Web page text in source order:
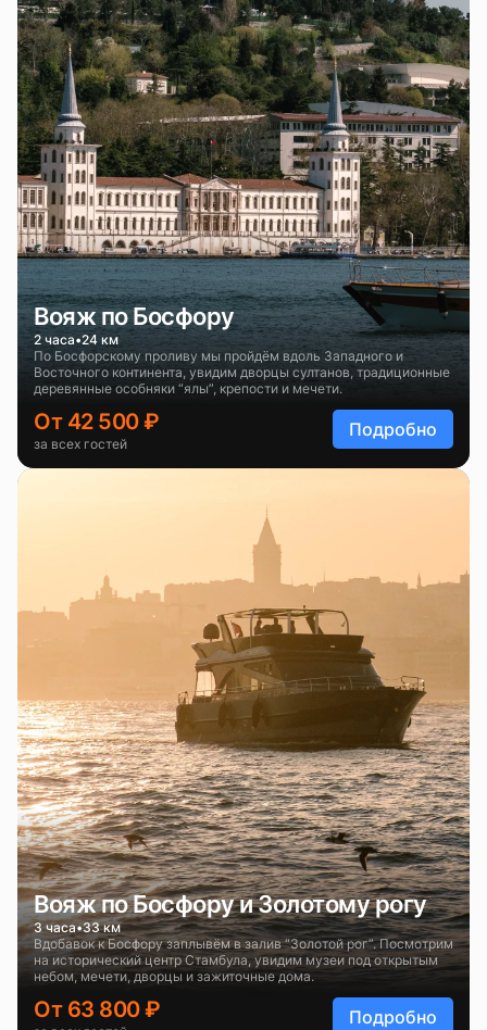
Вояж по Босфору
2 часа 24 км
По Босфорскому проливу мы пройдём вдоль Западного и
Восточного континента, увидим дворцы султанов, традиционные
деревянные особняки “ялы”, крепости и мечети.
От 42 500 ₽
за всех гостей
Подробно
Вояж по Босфору и Золотому рогу
3 часа 33 км
Вдобавок к Босфору заплывём в залив “Золотой рог”. Посмотрим
на исторический центр Стамбула, увидим музеи под открытым
небом, мечети, дворцы и зажиточные дома.
От 63 800 ₽ Подробно